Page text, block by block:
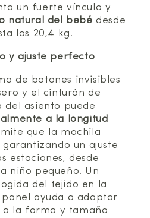
un fuerte vínculo y
natural del bebé desde
los 20,4 kg.
y ajuste perfecto
de botones invisibles
y el cinturón de
del asiento puede
a la longitud
que la mochila
un ajuste
estaciones, desde
niño pequeño. Un
del tejido en la
ayuda a adaptar
a la forma y tamaño